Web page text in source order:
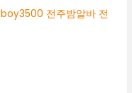
전주밤알바 전